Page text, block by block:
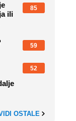
ili
85
59
52
OSTALE